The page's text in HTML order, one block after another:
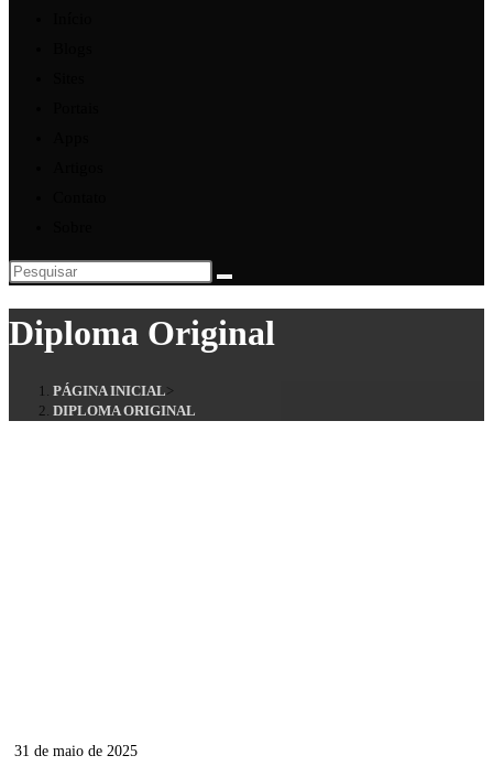
Diploma Original
PÁGINA INICIAL >
DIPLOMA ORIGINAL
31 de maio de 2025